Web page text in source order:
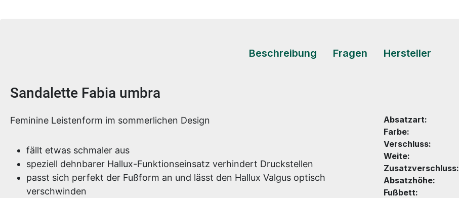
Beschreibung Fragen Hersteller
Produktinformationen
Sandalette Fabia umbra
Feminine Leistenform im sommerlichen Design
fällt etwas schmaler aus
speziell dehnbarer Hallux-Funktionseinsatz verhindert Druckstellen
passt sich perfekt der Fußform an und lässt den Hallux Valgus optisch
verschwinden
Absatzart:
Farbe:
Verschluss:
Weite:
Zusatzverschluss:
Absatzhöhe:
Fußbett: